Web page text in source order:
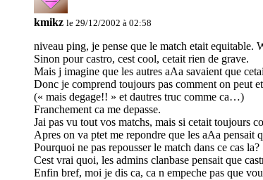
kmikz le 29/12/2002 à 02:58
niveau ping, je pense que le match etait equitable.
Sinon pour castro, cest cool, cetait rien de grave.
Mais j imagine que les autres aAa savaient que
Donc je comprend toujours pas comment on peut
(« mais degage!! » et dautres truc comme ca…)
Franchement ca me depasse.
Jai pas vu tout vos matchs, mais si cetait toujours
Apres on va ptet me repondre que les aAa pensait
Pourquoi ne pas repousser le match dans ce cas la?
Cest vrai quoi, les admins clanbase pensait que
Enfin bref, moi je dis ca, ca n empeche pas que